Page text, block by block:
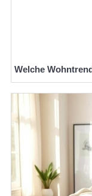
Welche